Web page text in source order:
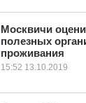
Москвичи
полезных
проживания
15:52 13.10.2019